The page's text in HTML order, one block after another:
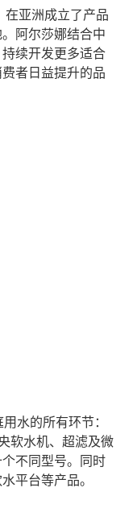
亚洲成立了产品
阿尔莎娜结合中
续开发更多适合
者日益提升的品
水的所有环节：
软水机、超滤及微
不同型号。同时
平台等产品。